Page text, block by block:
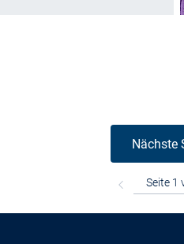
Nächste